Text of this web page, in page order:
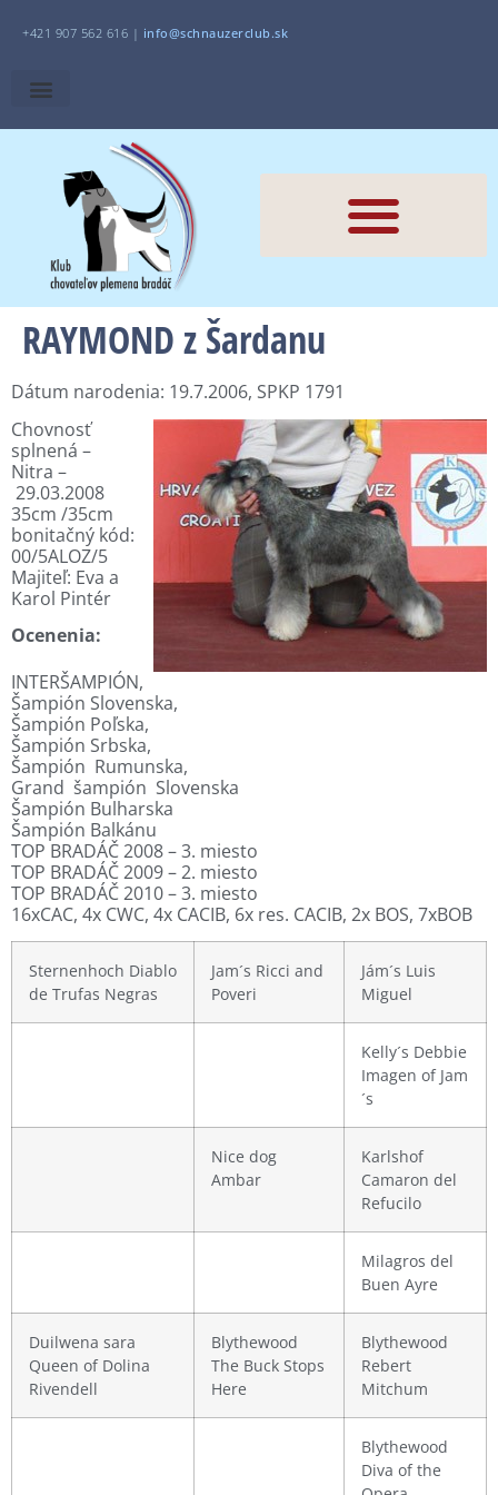
+421 907 562 616 | info@schnauzerclub.sk
RAYMOND z Šardanu
Dátum narodenia: 19.7.2006, SPKP 1791
Chovnosť
splnená –
Nitra –
29.03.2008
35cm /35cm
bonitačný kód:
00/5ALOZ/5
Majiteľ: Eva a
Karol Pintér
Ocenenia:
INTERŠAMPIÓN,
Šampión Slovenska,
Šampión Poľska,
Šampión Srbska,
Šampión Rumunska,
Grand šampión Slovenska
Šampión Bulharska
Šampión Balkánu
TOP BRADÁČ 2008 – 3. miesto
TOP BRADÁČ 2009 – 2. miesto
TOP BRADÁČ 2010 – 3. miesto
16xCAC, 4x CWC, 4x CACIB, 6x res. CACIB, 2x BOS, 7xBOB
Sternenhoch Diablo
de Trufas Negras
Jam´s Ricci and
Poveri
Jám´s Luis
Miguel
Kelly´s Debbie
Imagen of Jam
´s
Nice dog
Ambar
Karlshof
Camaron del
Refucilo
Milagros del
Buen Ayre
Duilwena sara
Queen of Dolina
Rivendell
Blythewood
The Buck Stops
Here
Blythewood
Rebert
Mitchum
Blythewood
Diva of the